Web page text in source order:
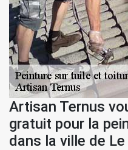
Artisan Ternus
gratuit pour la
dans la ville de Le